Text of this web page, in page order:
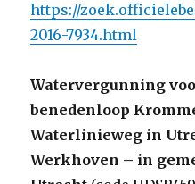
https://
2016-7934.html
Watervergunning
benedenloop
Waterlinieweg in
Werkhoven – in